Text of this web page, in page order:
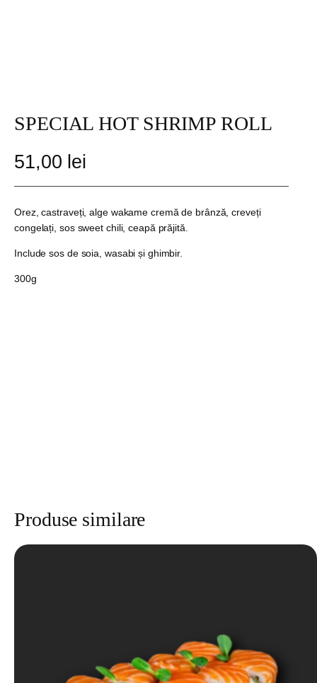
SPECIAL HOT SHRIMP ROLL
51,00 lei
Orez, castraveți, alge wakame cremă de brânză, creveți
congelați, sos sweet chili, ceapă prăjită.
Include sos de soia, wasabi și ghimbir.
300g
Produse similare